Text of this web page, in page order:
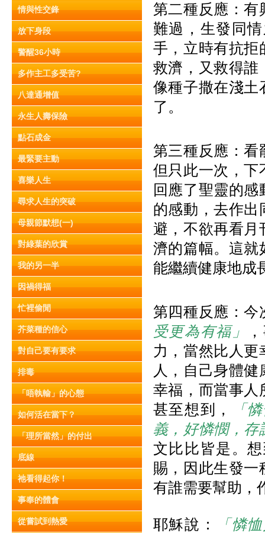
情與性交鋒
放下身段
警醒36小時
多作主工多受苦?
八達通增值
永生人壽保險
點石成金
最緊要主動
喜樂人生
尋求人生的突破
母親節默想(一)
對綠葉的欣賞
我的另一半
因禍得福
忙裡偷閒
芥菜種的信心
對自己要有要求
排毒
「唔執輸」的心態
如何活在當下？
「理所當然」的付出
底線
祂看得起你！
事奉的體會
從嘗試到熱愛
第二種反應：有
難過，生發同
手，立時有抗拒
救濟，又救得誰
像種子撒在淺土
了。
第三種反應：看
但只此一次，下
回應了聖靈的
的感動，去作出
避，不欲再看月
濟的篇幅。這就
能繼續健康地成
第四種反應：今
受更為有福」
力，當然比人
人，自己身體
幸福，而當事人
甚至想到，
「
義，好憐憫，存
文比比皆是。
賜，因此生發一
有誰需要幫助，
耶穌說：
「憐